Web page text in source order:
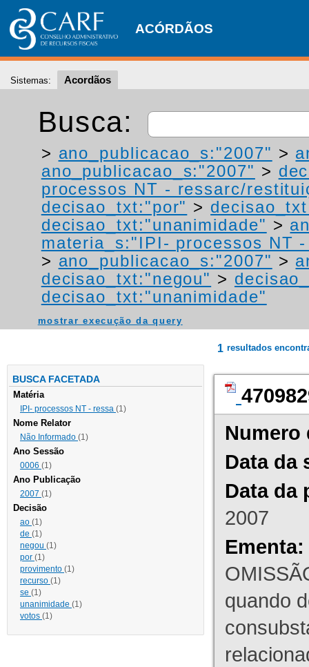
ACÓRDÃOS
Sistemas: Acordãos
Busca:
> ano_publicacao_s:"2007" >
ano_publicacao_s:"2007" >
processos NT - ressarc/
decisao_txt:"por" >
decisao_txt:"unanimidade" >
materia_s:"IPI- processos NT
> ano_publicacao_s:"2007" >
decisao_txt:"negou" >
decisao_txt:"unanimidade"
mostrar execução da query
BUSCA FACETADA
Matéria
IPI- processos NT - ressa (1)
Nome Relator
Não Informado (1)
Ano Sessão
0006 (1)
Ano Publicação
2007 (1)
Decisão
ao (1)
de (1)
negou (1)
por (1)
provimento (1)
recurso (1)
se (1)
unanimidade (1)
votos (1)
1 resultados
Numero
Data da
Data da
2007
Ementa:
quando